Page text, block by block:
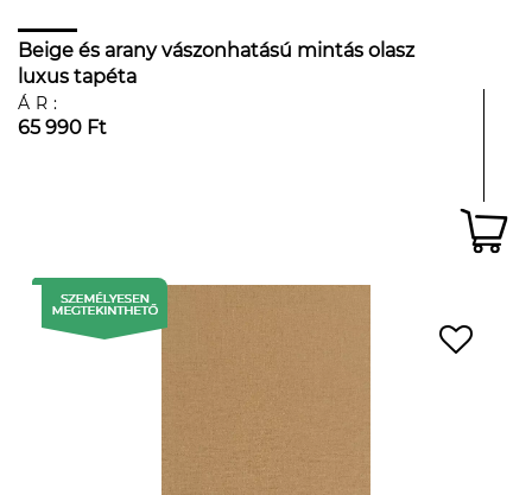
Beige és arany vászonhatású mintás olasz
luxus tapéta
ÁR:
65 990 Ft